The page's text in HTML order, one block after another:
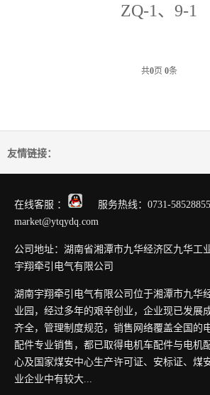
ZQ-1、9-1
共0页 0条
友情链接：
在线客服 ：
服务热线：0731-
market@ytqydq.com
公司地址：湖南省湘潭市九华经济区九华工
宇翔牵引电气有限公司
湖南宇翔牵引电气有限公司位于湘潭市九华
业园，经过多年的艰辛创业，企业现已发展
齐全，管理制度规范，销售网络覆盖全国的
配件专业销售，都已取得电机车配件与电机
心及国家煤安中心生产许可证、安标证、煤
业企业中有较大...